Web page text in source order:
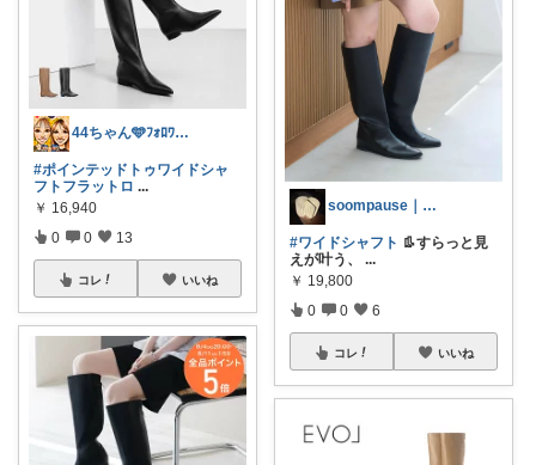
44ちゃん🩵ﾌｫﾛﾜｰ様から購入
#ポインテッドトゥワイドシャ
フトフラットロ ...
￥ 16,940
0 0 13
コレ いいね
soompause｜大人の着回し×暮らし
#ワイドシャフト 👢すらっと見
えが叶う、
...
￥ 19,800
0 0 6
コレ いいね